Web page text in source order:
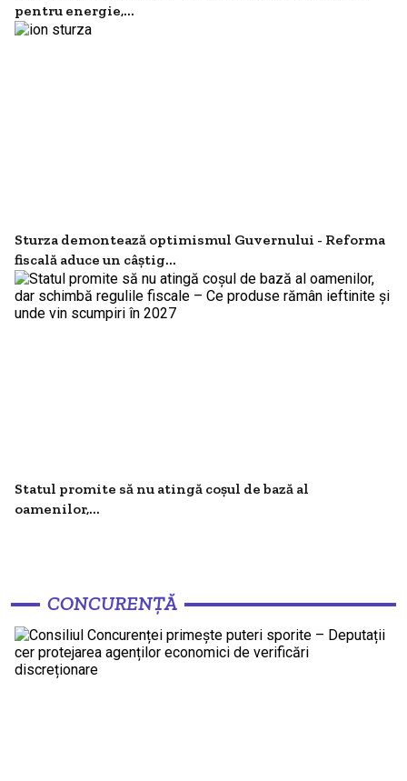
pentru energie,...
Sturza demontează optimismul Guvernului - Reforma
fiscală aduce un câștig...
Statul promite să nu atingă coșul de bază al
oamenilor,...
CONCURENȚĂ